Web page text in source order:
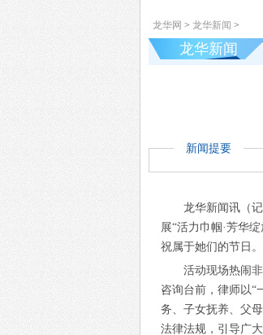
龙华网 > 龙华新闻 >
龙华新闻
新闻提要
龙华新闻讯（
展“活力巾帼·芳华
祝属于她们的节日。
活动现场热闹
咨询台前，律师以“
务、子女抚养、父
法律法规，引导广